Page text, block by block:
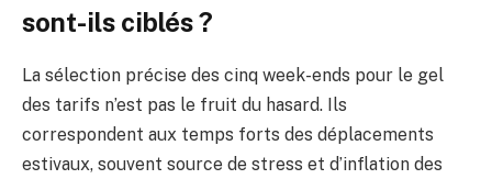
sont-ils ciblés ?
La sélection précise des cinq week-ends pour le gel
des tarifs n’est pas le fruit du hasard. Ils
correspondent aux temps forts des déplacements
estivaux, souvent source de stress et d’inflation des